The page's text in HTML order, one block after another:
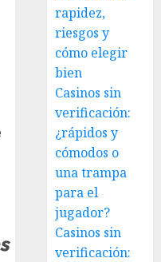
rapidez,
riesgos y
cómo elegir
bien
Casinos sin
verificación:
¿rápidos y
cómodos o
una trampa
para el
jugador?
Casinos sin
verificación: